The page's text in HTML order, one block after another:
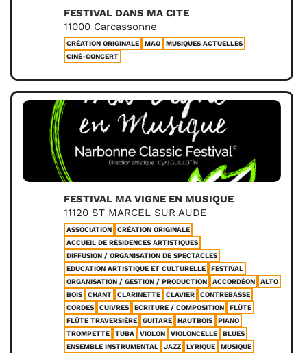
FESTIVAL DANS MA CITE
11000 Carcassonne
CRÉATION ORIGINALE MAO
MUSIQUES ACTUELLES
CINÉ-CONCERT
FESTIVAL MA VIGNE EN MUSIQUE
11120 ST MARCEL SUR AUDE
ASSOCIATION
CRÉATION ORIGINALE
ACCUEIL DE RÉSIDENCES ARTISTIQUES
DIFFUSION / ORGANISATION DE SPECTACLES
EDUCATION ARTISTIQUE ET CULTURELLE
FESTIVAL
ORGANISATION / GESTION / PRODUCTION
ACCORDÉON
ALTO
BOIS
CHANT CLARINETTE CLAVIER
CONTREBASSE
CORDES
CUIVRES ECRITURE / COMPOSITION
FLÛTE
FLÛTE TRAVERSIÈRE
GUITARE HAUTBOIS
PIANO
TROMPETTE
TUBA VIOLON VIOLONCELLE
BLUES
ENSEMBLE INSTRUMENTAL
JAZZ LYRIQUE
MUSIQUE